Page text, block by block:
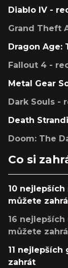
Diablo IV -
Grand Theft
Dragon Age:
Fallout 4 -
Metal Gear
Dark Souls -
Death
Doom: The
Co si
10
můžete
16
můžete
11
zahrát